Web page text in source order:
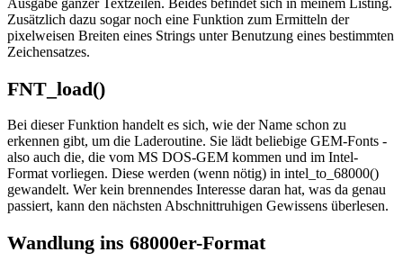
Ausgabe ganzer Textzeilen. Beides befindet sich in meinem Listing.
Zusätzlich dazu sogar noch eine Funktion zum Ermitteln der
pixelweisen Breiten eines Strings unter Benutzung eines bestimmten
Zeichensatzes.
FNT_load()
Bei dieser Funktion handelt es sich, wie der Name schon zu
erkennen gibt, um die Laderoutine. Sie lädt beliebige GEM-Fonts -
also auch die, die vom MS DOS-GEM kommen und im Intel-
Format vorliegen. Diese werden (wenn nötig) in intel_to_68000()
gewandelt. Wer kein brennendes Interesse daran hat, was da genau
passiert, kann den nächsten Abschnittruhigen Gewissens überlesen.
Wandlung ins 68000er-Format